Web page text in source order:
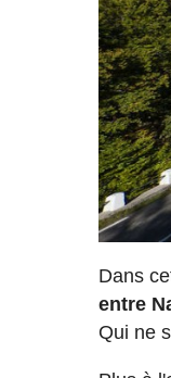
Dans
entre
Qui ne